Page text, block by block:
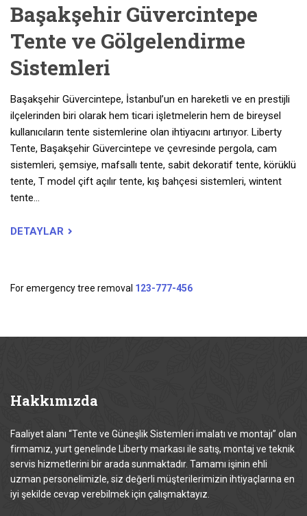
Başakşehir Güvercintepe
Tente ve Gölgelendirme
Sistemleri
Başakşehir Güvercintepe, İstanbul’un en hareketli ve en prestijli
ilçelerinden biri olarak hem ticari işletmelerin hem de bireysel
kullanıcıların tente sistemlerine olan ihtiyacını artırıyor. Liberty
Tente, Başakşehir Güvercintepe ve çevresinde pergola, cam
sistemleri, şemsiye, mafsallı tente, sabit dekoratif tente, körüklü
tente, T model çift açılır tente, kış bahçesi sistemleri, wintent
tente…
DETAYLAR
For emergency tree removal 123-777-456
Hakkımızda
Faaliyet alanı “Tente ve Güneşlik Sistemleri imalatı ve montajı” olan
firmamız, yurt genelinde Liberty markası ile satış, montaj ve teknik
servis hizmetlerini bir arada sunmaktadır. Tamamı işinin ehli
uzman personelimizle, siz değerli müşterilerimizin ihtiyaçlarına en
iyi şekilde cevap verebilmek için çalışmaktayız.